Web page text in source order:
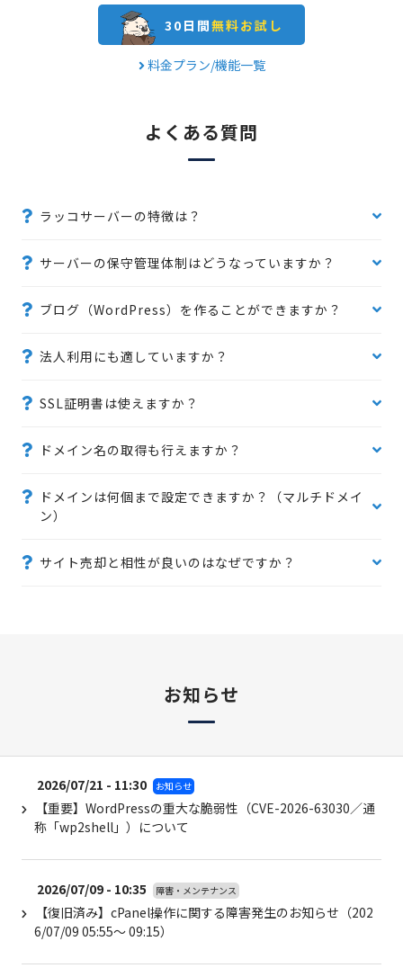
30日間無料お試し
料金プラン/機能一覧
よくある質問
ラッコサーバーの特徴は？
サーバーの保守管理体制はどうなっていますか？
ブログ（WordPress）を作ることができますか？
法人利用にも適していますか？
SSL証明書は使えますか？
ドメイン名の取得も行えますか？
ドメインは何個まで設定できますか？（マルチドメイ
ン）
サイト売却と相性が良いのはなぜですか？
お知らせ
2026/07/21 - 11:30 お知らせ
【重要】WordPressの重大な脆弱性（CVE-2026-63030／通
称「wp2shell」）について
2026/07/09 - 10:35 障害・メンテナンス
【復旧済み】cPanel操作に関する障害発生のお知らせ（202
6/07/09 05:55～ 09:15）